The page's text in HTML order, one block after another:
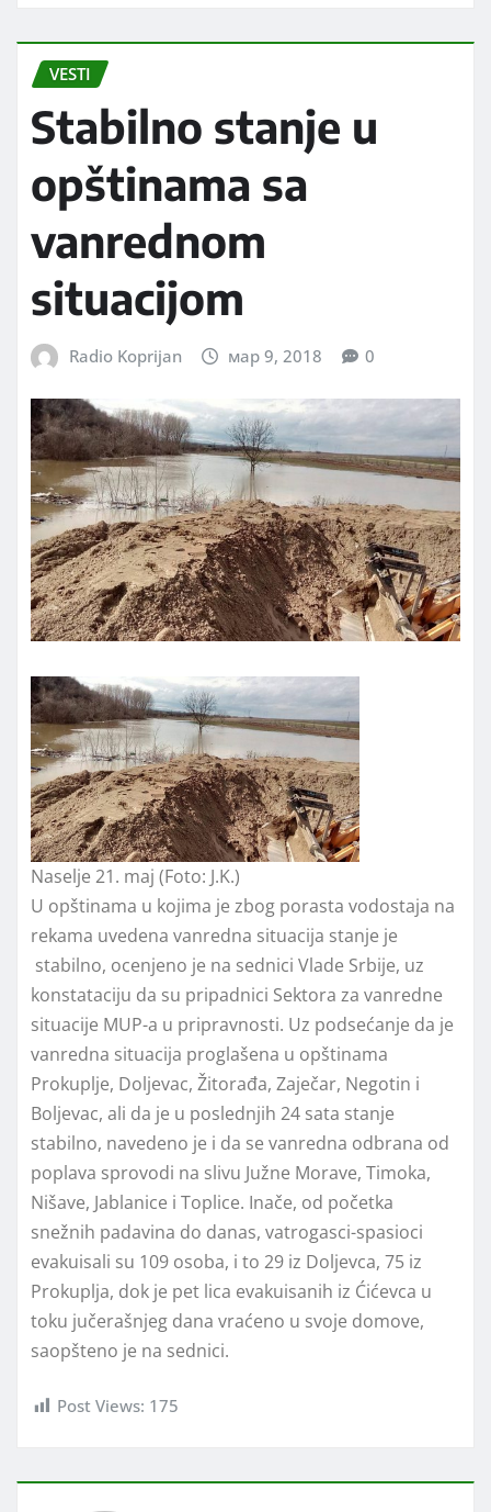
VESTI
Stabilno stanje u
opštinama sa
vanrednom
situacijom
Radio Koprijan мар 9, 2018 0
Naselje 21. maj (Foto: J.K.)
U opštinama u kojima je zbog porasta vodostaja na
rekama uvedena vanredna situacija stanje je
stabilno, ocenjeno je na sednici Vlade Srbije, uz
konstataciju da su pripadnici Sektora za vanredne
situacije MUP-a u pripravnosti. Uz podsećanje da je
vanredna situacija proglašena u opštinama
Prokuplje, Doljevac, Žitorađa, Zaječar, Negotin i
Boljevac, ali da je u poslednjih 24 sata stanje
stabilno, navedeno je i da se vanredna odbrana od
poplava sprovodi na slivu Južne Morave, Timoka,
Nišave, Jablanice i Toplice. Inače, od početka
snežnih padavina do danas, vatrogasci-spasioci
evakuisali su 109 osoba, i to 29 iz Doljevca, 75 iz
Prokuplja, dok je pet lica evakuisanih iz Ćićevca u
toku jučerašnjeg dana vraćeno u svoje domove,
saopšteno je na sednici.
Post Views: 175